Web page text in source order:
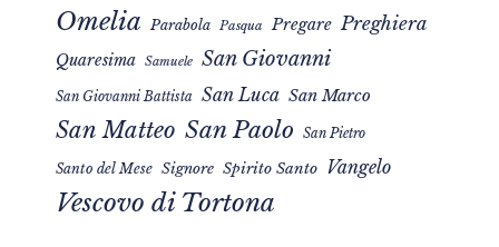
Omelia Parabola Pasqua Pregare Preghiera
Quaresima Samuele San Giovanni
San Giovanni Battista San Luca San Marco
San Matteo San Paolo San Pietro
Santo del Mese Signore Spirito Santo Vangelo
Vescovo di Tortona